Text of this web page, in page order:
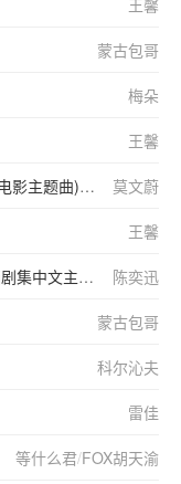
蒙古包哥
梅朵
王馨
莫文蔚
题曲)》简谱
王馨
陈奕迅
题曲)》简谱
蒙古包哥
科尔沁夫
雷佳
等什么君/FOX胡天渝